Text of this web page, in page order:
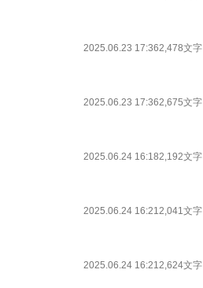
2025.06.23 17:362,478文字
2025.06.23 17:362,675文字
2025.06.24 16:182,192文字
2025.06.24 16:212,041文字
2025.06.24 16:212,624文字